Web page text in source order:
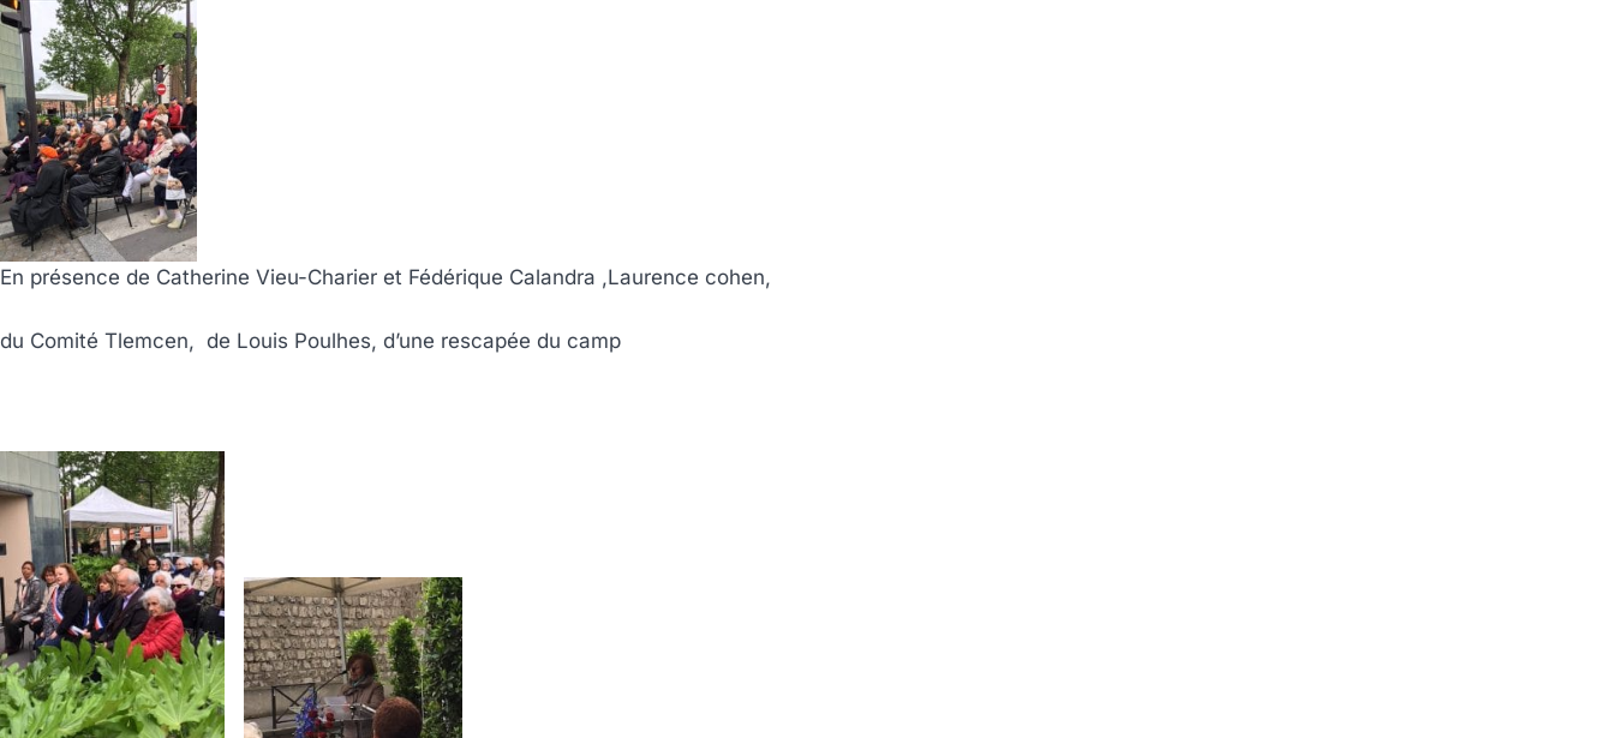
En présence de Catherine Vieu-Charier et Fédérique Calandra ,Laurence cohen,
du Comité Tlemcen, de Louis Poulhes, d’une rescapée du camp